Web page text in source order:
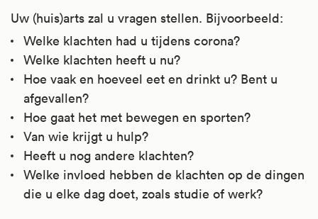
Uw (huis)arts zal u vragen stellen. Bijvoorbeeld:
Welke klachten had u tijdens corona?
Welke klachten heeft u nu?
Hoe vaak en hoeveel eet en drinkt u? Bent u
afgevallen?
Hoe gaat het met bewegen en sporten?
Van wie krijgt u hulp?
Heeft u nog andere klachten?
Welke invloed hebben de klachten op de dingen
die u elke dag doet, zoals studie of werk?